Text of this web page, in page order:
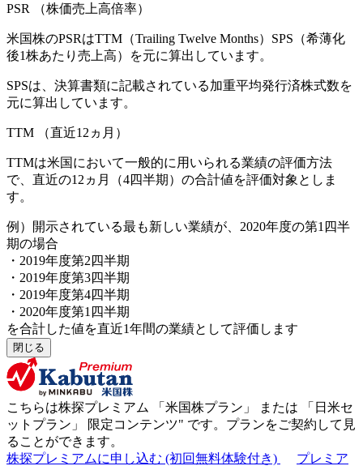
PSR （株価売上高倍率）
米国株のPSRはTTM（Trailing Twelve Months）SPS（希薄化
後1株あたり売上高）を元に算出しています。
SPSは、決算書類に記載されている加重平均発行済株式数を
元に算出しています。
TTM （直近12ヵ月）
TTMは米国において一般的に用いられる業績の評価方法
で、直近の12ヵ月（4四半期）の合計値を評価対象としま
す。
例）開示されている最も新しい業績が、2020年度の第1四半
期の場合
・2019年度第2四半期
・2019年度第3四半期
・2019年度第4四半期
・2020年度第1四半期
を合計した値を直近1年間の業績として評価します
閉じる
こちらは株探プレミアム 「 米国株プラン 」 または 「 日米セ
ットプラン 」 限定コンテンツ" です。プランをご契約して見
ることができます。
株探プレミアムに申し込む (初回無料体験付き)
プレミア